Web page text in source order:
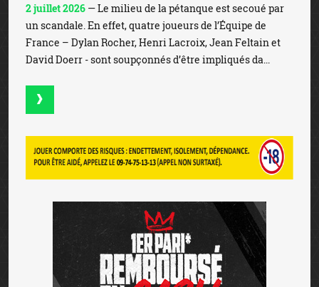
2 juillet 2026 — Le milieu de la pétanque est secoué par
un scandale. En effet, quatre joueurs de l’Équipe de
France – Dylan Rocher, Henri Lacroix, Jean Feltain et
David Doerr - sont soupçonnés d’être impliqués da...